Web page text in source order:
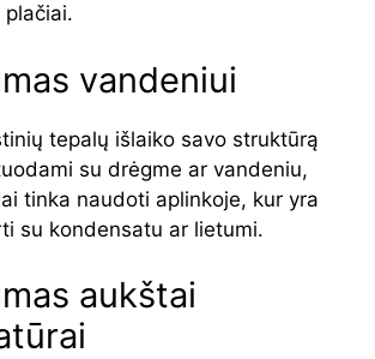
vandeniui
tepalų išlaiko savo struktūrą
su drėgme ar vandeniu,
tinka naudoti aplinkoje, kur yra
su kondensatu ar lietumi.
aukštai